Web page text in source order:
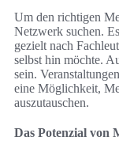
Um den richtigen
Netzwerk suchen.
gezielt nach
selbst hin möchte.
sein.
eine Möglichkeit,
auszutauschen.
Das Potenzial von